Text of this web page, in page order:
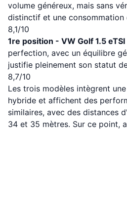
volume généreux, mais sans
distinctif et une consommation
8,1/10
1re position - VW Golf 1.5 eTSI
perfection, avec un équilibre
justifie pleinement son statut
8,7/10
Les trois modèles intègrent
hybride et affichent des
similaires, avec des distances
34 et 35 mètres. Sur ce point,